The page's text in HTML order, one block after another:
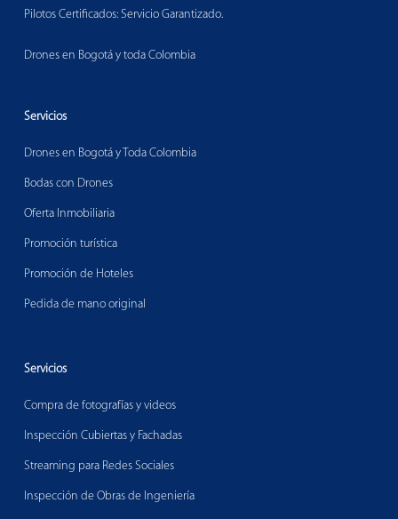
Pilotos Certificados: Servicio Garantizado.
Drones en Bogotá y toda Colombia
Servicios
Drones en Bogotá y Toda Colombia
Bodas con Drones
Oferta Inmobiliaria
Promoción turística
Promoción de Hoteles
Pedida de mano original
Servicios
Compra de fotografías y videos
Inspección Cubiertas y Fachadas
Streaming para Redes Sociales
Inspección de Obras de Ingeniería